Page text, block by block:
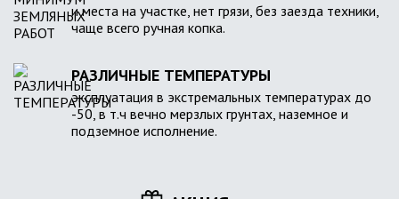
и места на участке, нет грязи, без заезда техники,
чаще всего ручная копка.
РАЗЛИЧНЫЕ ТЕМПЕРАТУРЫ
эксплуатация в экстремальных температурах до
-50, в т.ч вечно мерзлых грунтах, наземное и
подземное исполнение.